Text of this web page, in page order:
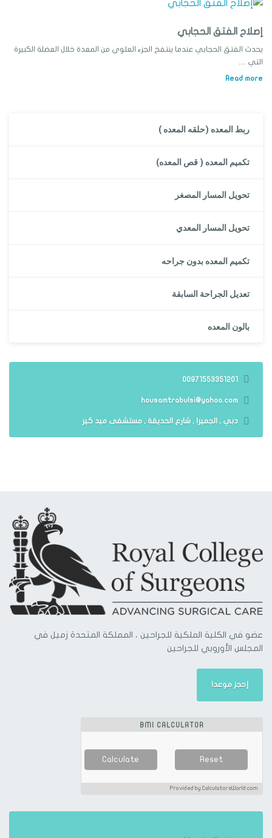
إصلاح الفتق الحجابي
يحدث الفتق الحجابي عندما ينتفخ الجزء العلوي من المعدة خلال العضلة الكبيرة
التي …
Read more
ربط المعده (حلقه المعده )
تكميم المعده ( قص المعده)
تحويل المسار المصغر
تحويل المسار المعدي
تكميم المعده بدون جراحه
تعديل الجراحة السابقة
بالون المعده
00971553351201
housamtrabulsi@yahoo.com
دبي , الجميرا , شارع الحديقة , مستشفى ميد كير
عضو في الكلية الملكية للجراحين ، المملكة المتحدة زميل في
المجلس الأوروبي للجراحين
إحجز موعدا
BMI CALCULATOR
Calculate Reset
Provided by CalculatorsWorld.com